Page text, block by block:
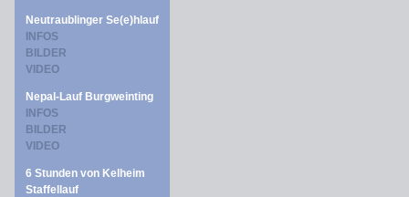
Neutraublinger Se(e)hlauf
INFOS
BILDER
VIDEO
Nepal-Lauf Burgweinting
INFOS
BILDER
VIDEO
6 Stunden von Kelheim
Staffellauf